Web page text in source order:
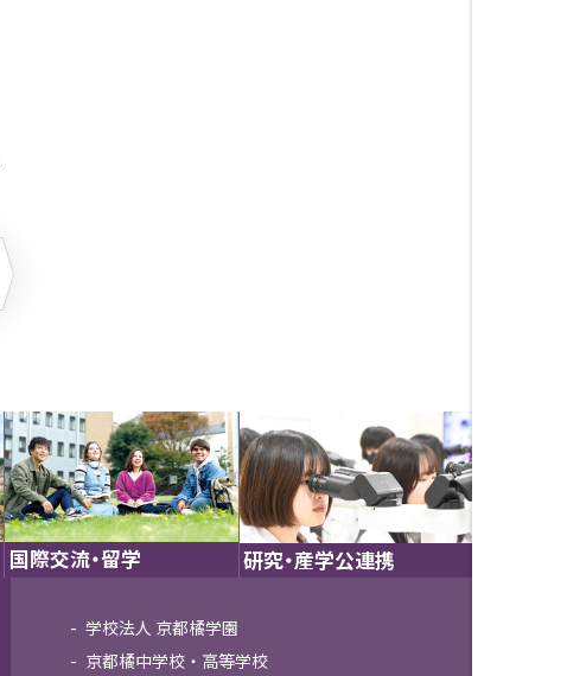
国際交流・留学 研究・産学公連携
学校法人 京都橘学園
京都橘中学校・高等学校